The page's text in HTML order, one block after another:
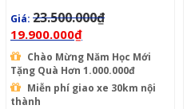
Giá: 23.500.000₫
19.900.000₫
Chào Mừng Năm Học Mới
Tặng Quà Hơn 1.000.000đ
Miễn phí giao xe 30km nội
thành